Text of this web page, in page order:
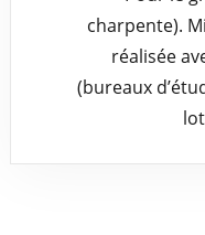
charpente).
réalisée
(bureaux